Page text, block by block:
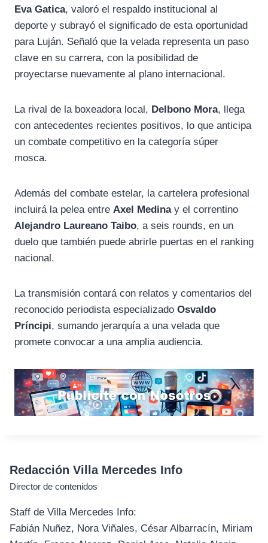
Eva Gatica, valoró el respaldo institucional al
deporte y subrayó el significado de esta oportunidad
para Luján. Señaló que la velada representa un paso
clave en su carrera, con la posibilidad de
proyectarse nuevamente al plano internacional.
La rival de la boxeadora local, Delbono Mora, llega
con antecedentes recientes positivos, lo que anticipa
un combate competitivo en la categoría súper
mosca.
Además del combate estelar, la cartelera profesional
incluirá la pelea entre Axel Medinay el correntino
Alejandro Laureano Taibo, a seis rounds, en un
duelo que también puede abrirle puertas en el ranking
nacional.
La transmisión contará con relatos y comentarios del
reconocido periodista especializado Osvaldo
Príncipi, sumando jerarquía a una velada que
promete convocar a una amplia audiencia.
Redacción Villa Mercedes Info
Director de contenidos
Staff de Villa Mercedes Info:
Fabián Nuñez, Nora Viñales, César Albarracín, Miriam